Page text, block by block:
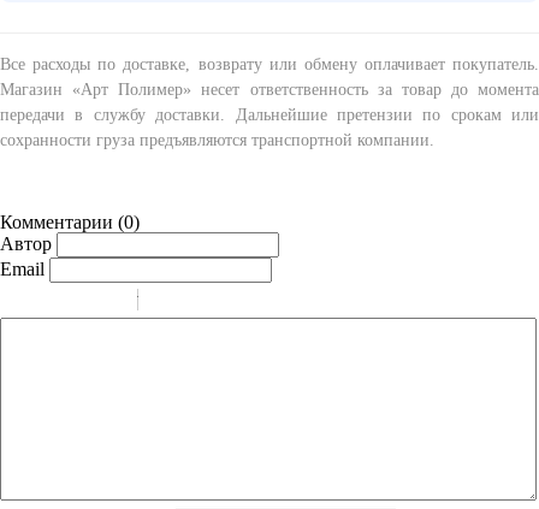
Все расходы по доставке, возврату или обмену оплачивает покупатель.
Магазин «Арт Полимер» несет ответственность за товар до момента
передачи в службу доставки. Дальнейшие претензии по срокам или
сохранности груза предъявляются транспортной компании.
Комментарии (0)
Автор
Email
-
-
-